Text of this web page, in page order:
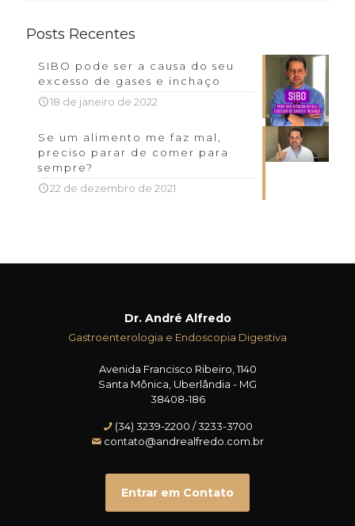
Posts Recentes
SIBO pode ser a causa do seu
excesso de gases e inchaço
18 de janeiro de 2022
Se um alimento me faz mal,
preciso parar de comer para
sempre?
22 de dezembro de 2021
Dr. André Alfredo
Gastroenterologia e Endoscopia Digestiva
Avenida Francisco Ribeiro, 1140
Santa Mônica, Uberlândia - MG
38408-186
(34) 3239-2200 / 3233-3700
contato@andrealfredo.com.br
Entrar em Contato